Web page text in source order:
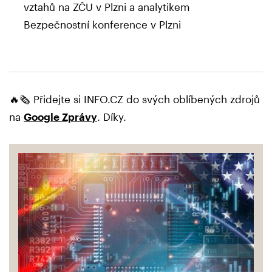
vztahů na ZČU v Plzni a analytikem
Bezpečnostní konference v Plzni
🔥🗞️ Přidejte si INFO.CZ do svých oblíbených zdrojů
na Google Zprávy . Díky.